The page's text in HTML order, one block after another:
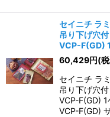
セイニチ ラ
吊り下げ穴
VCP-F(GD)
60,429円(
セイニチ ラ
吊り下げ穴
VCP-F(GD)
VCP-F(GD)